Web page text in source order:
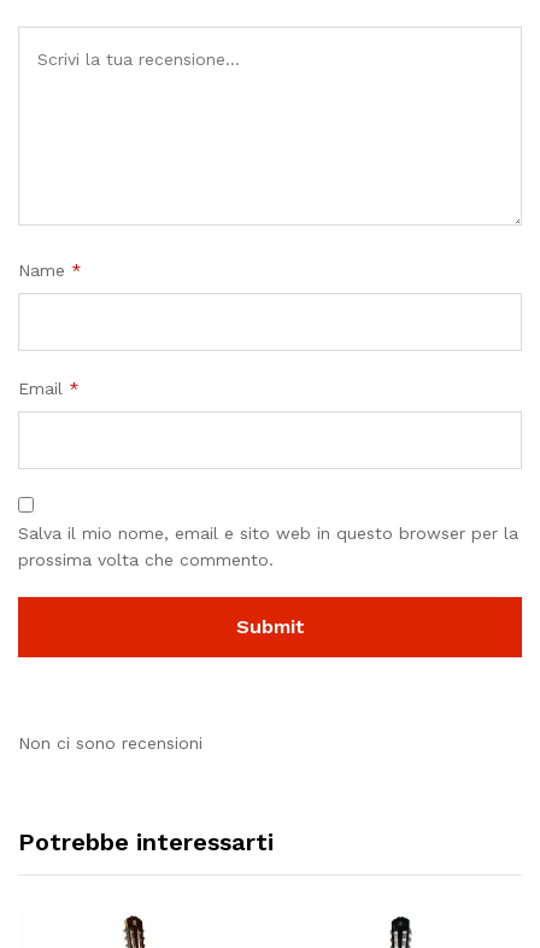
Name *
Email *
Salva il mio nome, email e sito web in questo browser per la
prossima volta che commento.
Non ci sono recensioni
Potrebbe interessarti